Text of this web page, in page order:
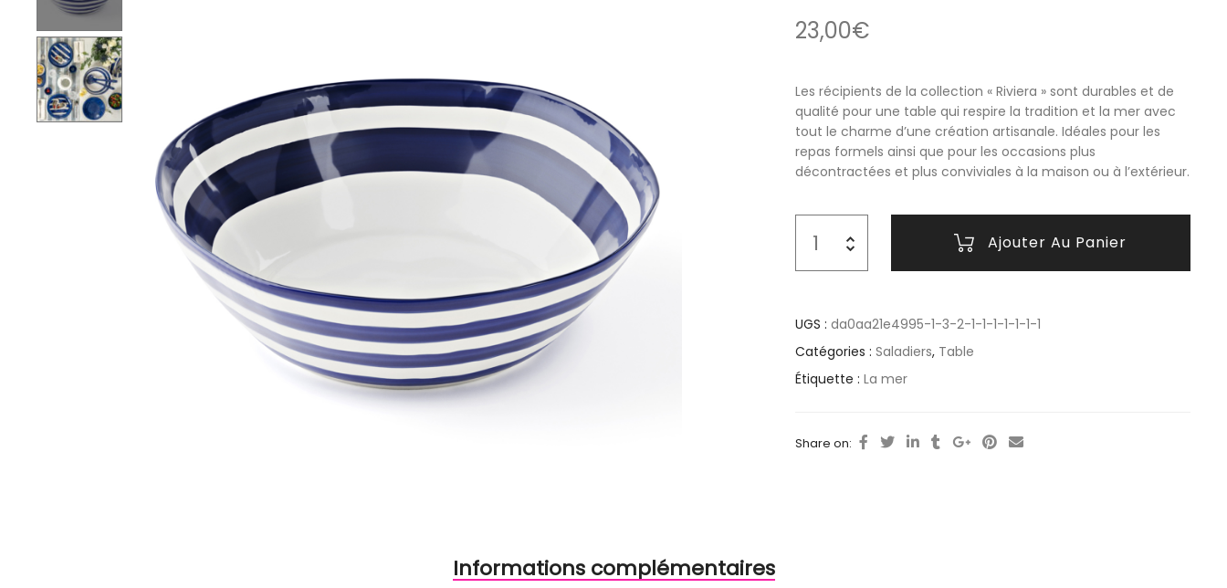
23,00€
Les récipients de la collection « Riviera » sont durables et de
qualité pour une table qui respire la tradition et la mer avec
tout le charme d’une création artisanale. Idéales pour les
repas formels ainsi que pour les occasions plus
décontractées et plus conviviales à la maison ou à l’extérieur.
Ajouter Au Panier
UGS : da0aa21e4995-1-3-2-1-1-1-1-1-1-1
Catégories : Saladiers, Table
Étiquette : La mer
Share on:
Informations complémentaires